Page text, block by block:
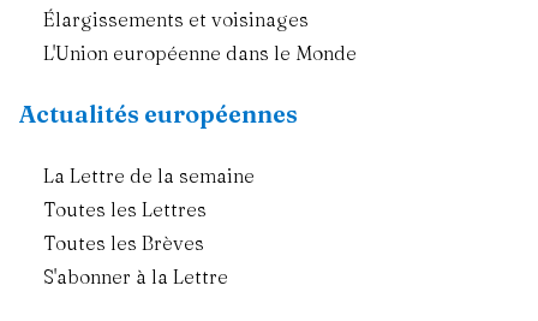
Élargissements et voisinages
L'Union européenne dans le Monde
Actualités européennes
La Lettre de la semaine
Toutes les Lettres
Toutes les Brèves
S'abonner à la Lettre